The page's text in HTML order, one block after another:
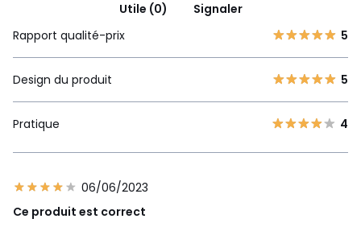
Utile (0)
Signaler
Rapport qualité-prix
5
Design du produit 5
Pratique 4
06/06/2023
Ce produit est correct